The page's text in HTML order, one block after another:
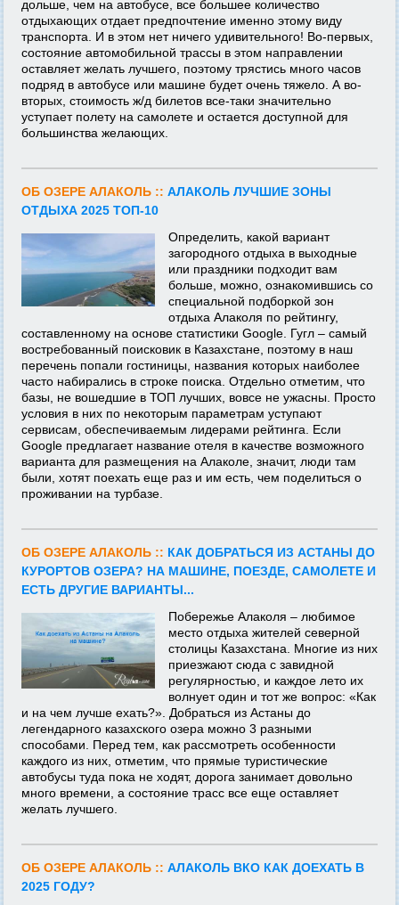
дольше, чем на автобусе, все большее количество
отдыхающих отдает предпочтение именно этому виду
транспорта. И в этом нет ничего удивительного! Во-первых,
состояние автомобильной трассы в этом направлении
оставляет желать лучшего, поэтому трястись много часов
подряд в автобусе или машине будет очень тяжело. А во-
вторых, стоимость ж/д билетов все-таки значительно
уступает полету на самолете и остается доступной для
большинства желающих.
ОБ ОЗЕРЕ АЛАКОЛЬ :: АЛАКОЛЬ ЛУЧШИЕ ЗОНЫ
ОТДЫХА 2025 ТОП-10
Определить, какой вариант
загородного отдыха в выходные
или праздники подходит вам
больше, можно, ознакомившись со
специальной подборкой зон
отдыха Алаколя по рейтингу,
составленному на основе статистики Google. Гугл – самый
востребованный поисковик в Казахстане, поэтому в наш
перечень попали гостиницы, названия которых наиболее
часто набирались в строке поиска. Отдельно отметим, что
базы, не вошедшие в ТОП лучших, вовсе не ужасны. Просто
условия в них по некоторым параметрам уступают
сервисам, обеспечиваемым лидерами рейтинга. Если
Google предлагает название отеля в качестве возможного
варианта для размещения на Алаколе, значит, люди там
были, хотят поехать еще раз и им есть, чем поделиться о
проживании на турбазе.
ОБ ОЗЕРЕ АЛАКОЛЬ :: КАК ДОБРАТЬСЯ ИЗ АСТАНЫ ДО
КУРОРТОВ ОЗЕРА? НА МАШИНЕ, ПОЕЗДЕ, САМОЛЕТЕ И
ЕСТЬ ДРУГИЕ ВАРИАНТЫ...
Побережье Алаколя – любимое
место отдыха жителей северной
столицы Казахстана. Многие из них
приезжают сюда с завидной
регулярностью, и каждое лето их
волнует один и тот же вопрос: «Как
и на чем лучше ехать?». Добраться из Астаны до
легендарного казахского озера можно 3 разными
способами. Перед тем, как рассмотреть особенности
каждого из них, отметим, что прямые туристические
автобусы туда пока не ходят, дорога занимает довольно
много времени, а состояние трасс все еще оставляет
желать лучшего.
ОБ ОЗЕРЕ АЛАКОЛЬ :: АЛАКОЛЬ ВКО КАК ДОЕХАТЬ В
2025 ГОДУ?